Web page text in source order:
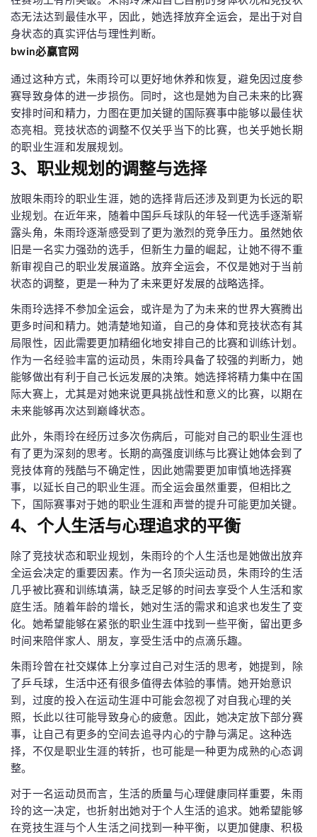
态无法达到最佳水平，因此，她选择放弃全运会，是出于对自
身状态的真实评估与理性判断。
bwin必赢官网
通过这种方式，朱雨玲可以更好地休养和恢复，避免因过度参
赛导致身体的进一步损伤。同时，这也是她为自己未来的比赛
安排时间和精力，力图在更加关键的国际赛事中能够以最佳状
态亮相。竞技状态的调整不仅关乎当下的比赛，也关乎她长期
的职业生涯和发展规划。
3、职业规划的调整与选择
放眼朱雨玲的职业生涯，她的选择背后还涉及到更为长远的职
业规划。在近年来，随着中国乒乓球队的年轻一代选手逐渐崭
露头角，朱雨玲逐渐感受到了更为激烈的竞争压力。虽然她依
旧是一名实力强劲的选手，但新生力量的崛起，让她不得不重
新审视自己的职业发展道路。放弃全运会，不仅是她对于当前
状态的调整，更是一种为了未来更好发展的战略选择。
朱雨玲选择不参加全运会，或许是为了为未来的世界大赛腾出
更多时间和精力。她清楚地知道，自己的身体和竞技状态有其
局限性，因此需要更加精细化地安排自己的比赛和训练计划。
作为一名经验丰富的运动员，朱雨玲具备了较强的判断力，她
能够做出有利于自己长远发展的决策。她选择将精力集中在国
际大赛上，尤其是对她来说更具挑战性和意义的比赛，以期在
未来能够再次达到巅峰状态。
此外，朱雨玲在经历过多次伤病后，可能对自己的职业生涯也
有了更为深刻的思考。长期的高强度训练与比赛让她体会到了
竞技体育的残酷与不确定性，因此她需要更加审慎地选择赛
事，以延长自己的职业生涯。而全运会虽然重要，但相比之
下，国际赛事对于她的职业生涯和声誉的提升可能更加关键。
4、个人生活与心理追求的平衡
除了竞技状态和职业规划，朱雨玲的个人生活也是她做出放弃
全运会决定的重要因素。作为一名顶尖运动员，朱雨玲的生活
几乎被比赛和训练填满，缺乏足够的时间去享受个人生活和家
庭生活。随着年龄的增长，她对生活的需求和追求也发生了变
化。她希望能够在紧张的职业生涯中找到一些平衡，留出更多
时间来陪伴家人、朋友，享受生活中的点滴乐趣。
朱雨玲曾在社交媒体上分享过自己对生活的思考，她提到，除
了乒乓球，生活中还有很多值得去体验的事情。她开始意识
到，过度的投入在运动生涯中可能会忽视了对自我心理的关
照，长此以往可能导致身心的疲惫。因此，她决定放下部分赛
事，让自己有更多的空间去追寻内心的宁静与满足。这种选
择，不仅是职业生涯的转折，也可能是一种更为成熟的心态调
整。
对于一名运动员而言，生活的质量与心理健康同样重要，朱雨
玲的这一决定，也折射出她对于个人生活的追求。她希望能够
在竞技生涯与个人生活之间找到一种平衡，以更加健康、积极